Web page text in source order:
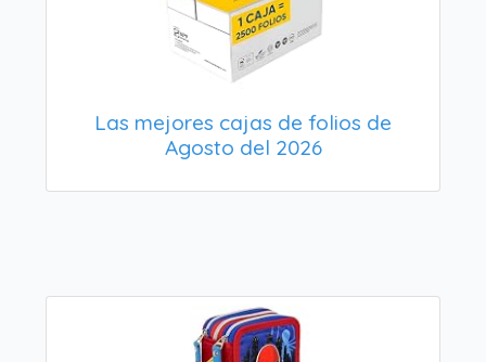
Las mejores cajas de folios de
Agosto del 2026